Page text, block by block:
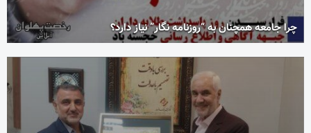
چرا جامعه همچنان به “روزنامه نگار” نیاز دارد؟